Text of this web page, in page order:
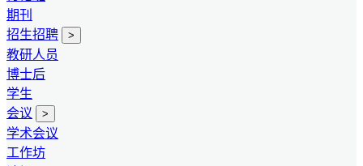
期刊
招生招聘
>
教研人员
博士后
学生
会议
>
学术会议
工作坊